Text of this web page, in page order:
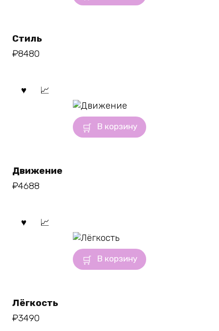
Стиль
₽8480
В корзину
Движение
₽4688
В корзину
Лёгкость
₽3490